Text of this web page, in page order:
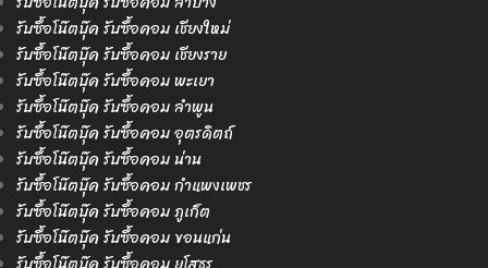
รับซื้อโน๊ตบุ๊ค รับซื้อคอม เชียงใหม่
รับซื้อโน๊ตบุ๊ค รับซื้อคอม เชียงราย
รับซื้อโน๊ตบุ๊ค รับซื้อคอม พะเยา
รับซื้อโน๊ตบุ๊ค รับซื้อคอม ลำพูน
รับซื้อโน๊ตบุ๊ค รับซื้อคอม อุตรดิตถ์
รับซื้อโน๊ตบุ๊ค รับซื้อคอม น่าน
รับซื้อโน๊ตบุ๊ค รับซื้อคอม กำแพงเพชร
รับซื้อโน๊ตบุ๊ค รับซื้อคอม ภูเก็ต
รับซื้อโน๊ตบุ๊ค รับซื้อคอม ขอนแก่น